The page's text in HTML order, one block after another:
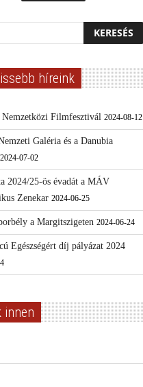
híreink
Filmfesztivál 2024-08-12
Galéria és a Danubia
2024-07-02
2024/25-ös évadát a MÁV
Zenekar 2024-06-25
a Margitszigeten 2024-06-24
Egészségért díj pályázat 2024
innen